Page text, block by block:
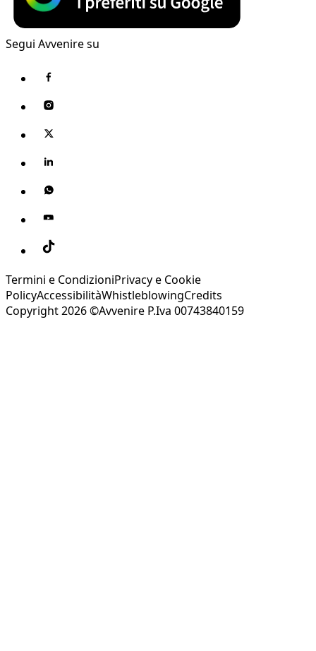
Segui Avvenire su
Termini e CondizioniPrivacy e Cookie
PolicyAccessibilitàWhistleblowingCredits
Copyright 2026 ©Avvenire P.Iva 00743840159